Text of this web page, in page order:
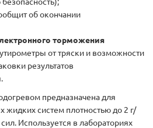
об окончании
торможения
от тряски и возможности
результатов
предназначена для
жидких систем плотностью до 2 г/
Используется в лабораториях